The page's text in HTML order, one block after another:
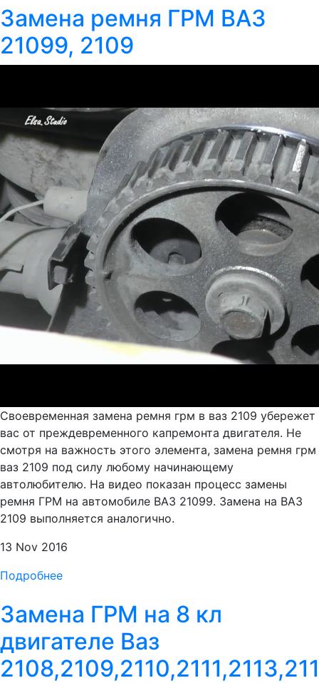
Замена ремня ГРМ ВАЗ
21099, 2109
Своевременная замена ремня грм в ваз 2109 убережет
вас от преждевременного капремонта двигателя. Не
смотря на важность этого элемента, замена ремня грм
ваз 2109 под силу любому начинающему
автолюбителю. На видео показан процесс замены
ремня ГРМ на автомобиле ВАЗ 21099. Замена на ВАЗ
2109 выполняется аналогично.
13 Nov 2016
Подробнее
Замена ГРМ на 8 кл
двигателе Ваз